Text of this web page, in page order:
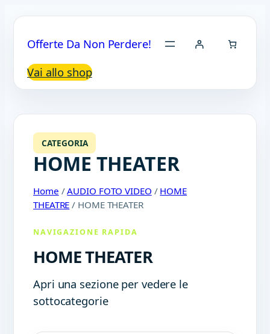
Offerte Da Non Perdere!
Vai allo shop
CATEGORIA
HOME THEATER
Home /AUDIO FOTO VIDEO / HOME
THEATRE / HOME THEATER
NAVIGAZIONE RAPIDA
HOME THEATER
Apri una sezione per vedere le
sottocategorie